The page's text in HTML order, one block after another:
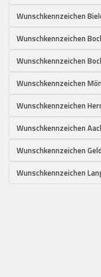
Wunschkennzeichen
Wunschkennzeichen
Wunschkennzeichen
Wunschkennzeichen
Wunschkennzeichen
Wunschkennzeichen
Wunschkennzeichen
Wunschkennzeichen